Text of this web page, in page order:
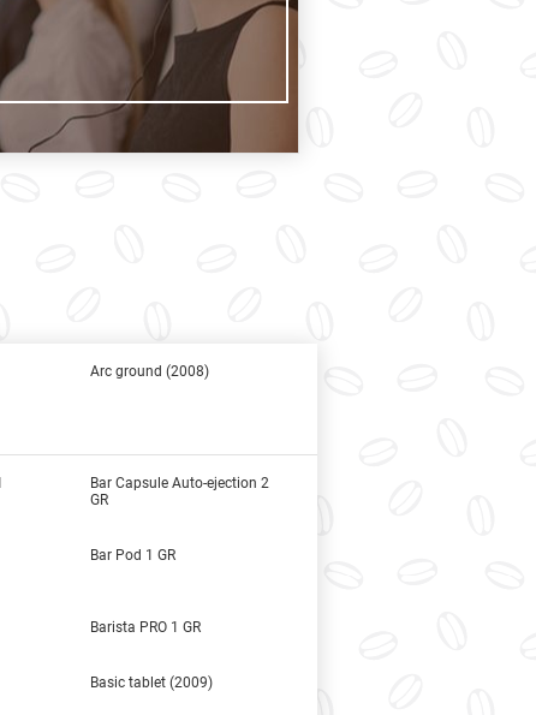
Arc ground (2008)
Bar Capsule Auto-ejection 2
GR
Bar Pod 1 GR
Barista PRO 1 GR
Basic tablet (2009)